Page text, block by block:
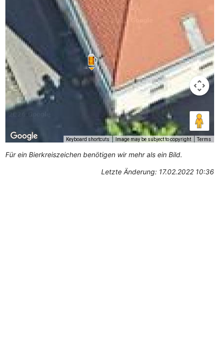
Keyboard shortcuts Image may be subject to copyright Terms
Für ein Bierkreiszeichen benötigen wir mehr als ein Bild.
Letzte Änderung: 17.02.2022 10:36